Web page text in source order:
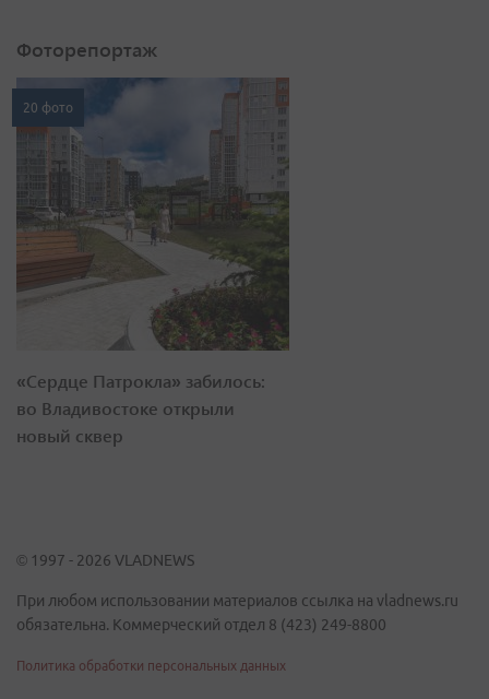
Фоторепортаж
20 фото
«Сердце Патрокла» забилось:
во Владивостоке открыли
новый сквер
© 1997 - 2026 VLADNEWS
При любом использовании материалов ссылка на vladnews.ru
обязательна. Коммерческий отдел 8 (423) 249-8800
Политика обработки персональных данных